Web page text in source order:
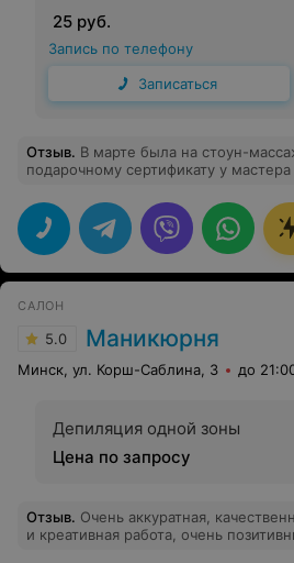
25 руб.
Запись по телефону
Записаться
Отзыв. В марте была на стоун-
подарочному сертификату у мастера
прошла курс массажа спины. Работа
часовым сидением на компьютером.
себя гораздо лучше) Огромное
профессионализм! Спасибо
администраторам за
снова!
САЛОН
5.0 Маникюрня
Минск, ул. Корш-Саблина, 3 до
Депиляция одной зоны
Цена по запросу
Отзыв. Очень аккуратная,
и креативная работа, очень